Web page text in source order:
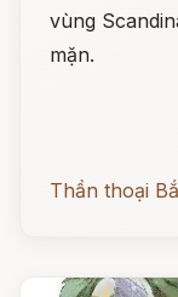
vùng
mặn.
Thần thoại